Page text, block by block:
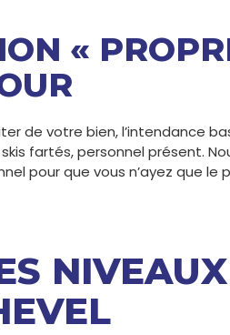
«
de votre bien, l’intendance
fartés, personnel présent.
pour que vous n’ayez que le